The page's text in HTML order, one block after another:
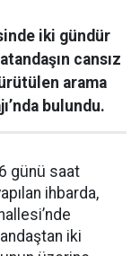
iki gündür
cansız
arama
bulundu.
günü saat
ihbarda,
iki